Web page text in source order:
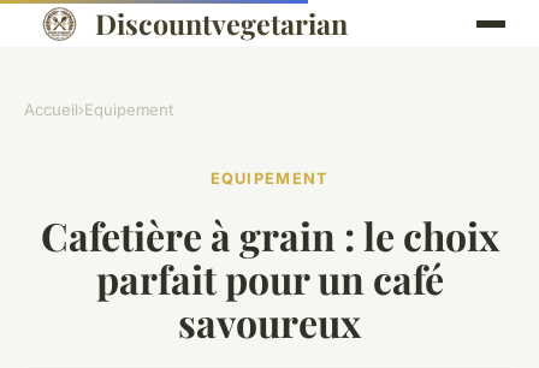
Discountvegetarian
Accueil›Equipement
EQUIPEMENT
Cafetière à grain : le choix
parfait pour un café
savoureux